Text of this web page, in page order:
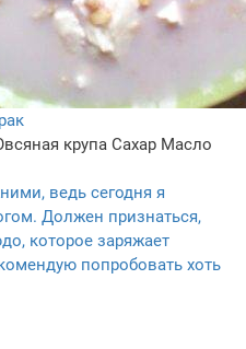
крупа Сахар Масло
ведь сегодня я
Должен признаться,
которое заряжает
попробовать хоть